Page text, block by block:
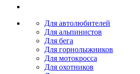
Для автолюбителей
Для альпинистов
Для бега
Для горнолыжников
Для мотокросса
Для охотников